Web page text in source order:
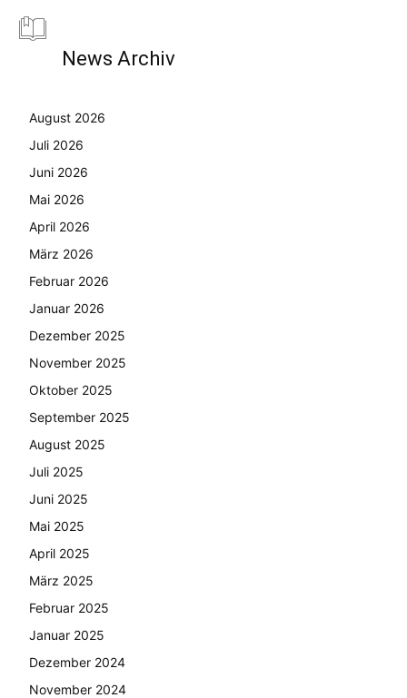
News Archiv
August 2026
Juli 2026
Juni 2026
Mai 2026
April 2026
März 2026
Februar 2026
Januar 2026
Dezember 2025
November 2025
Oktober 2025
September 2025
August 2025
Juli 2025
Juni 2025
Mai 2025
April 2025
März 2025
Februar 2025
Januar 2025
Dezember 2024
November 2024